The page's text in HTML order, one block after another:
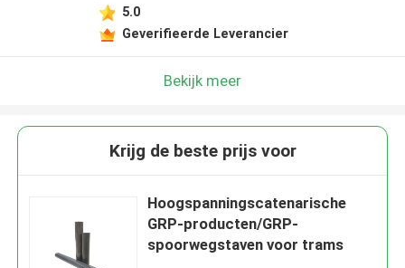
5.0
Geverifieerde Leverancier
Bekijk meer
Krijg de beste prijs voor
Hoogspanningscatenarische
GRP-producten/GRP-
spoorwegstaven voor trams